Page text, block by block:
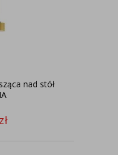
nad stół
zł